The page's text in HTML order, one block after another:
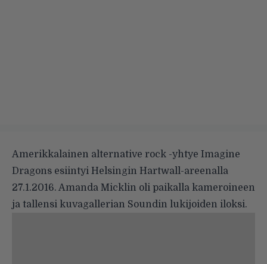
Amerikkalainen alternative rock -yhtye Imagine
Dragons esiintyi Helsingin Hartwall-areenalla
27.1.2016. Amanda Micklin oli paikalla kameroineen
ja tallensi kuvagallerian Soundin lukijoiden iloksi.